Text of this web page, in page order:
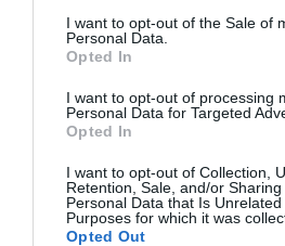
I want to opt-out of the Sale of
Personal Data.
Opted In
I want to opt-out of processing
Personal Data for Targeted
Opted In
I want to opt-out of Collection,
Retention, Sale, and/or
Personal Data that Is
Purposes for which it was
Opted Out
Publicidad
2Playbook Club